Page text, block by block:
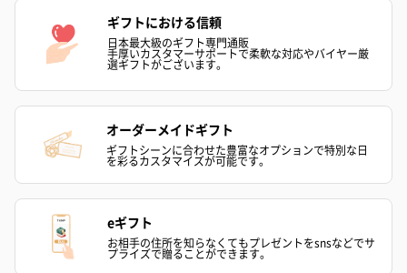
ギフトにおける信頼
日本最大級のギフト専門通販
手厚いカスタマーサポートで柔軟な対応やバイヤー厳
選ギフトがございます。
オーダーメイドギフト
ギフトシーンに合わせた豊富なオプションで特別な日
を彩るカスタマイズが可能です。
eギフト
お相手の住所を知らなくてもプレゼントをsnsなどでサ
プライズで贈ることができます。